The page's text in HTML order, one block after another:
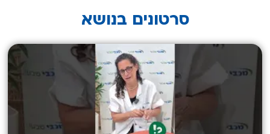
סרטונים בנושא